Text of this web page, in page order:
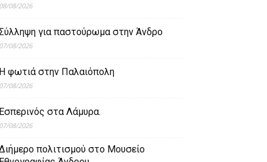
08/08/2026
για παστούρωμα στην Άνδρο
07/08/2026
Η φωτιά στην Παλαιόπολη
07/08/2026
Εσπερινός στα Λάμυρα.
07/08/2026
πολιτισμού στο Μουσείο